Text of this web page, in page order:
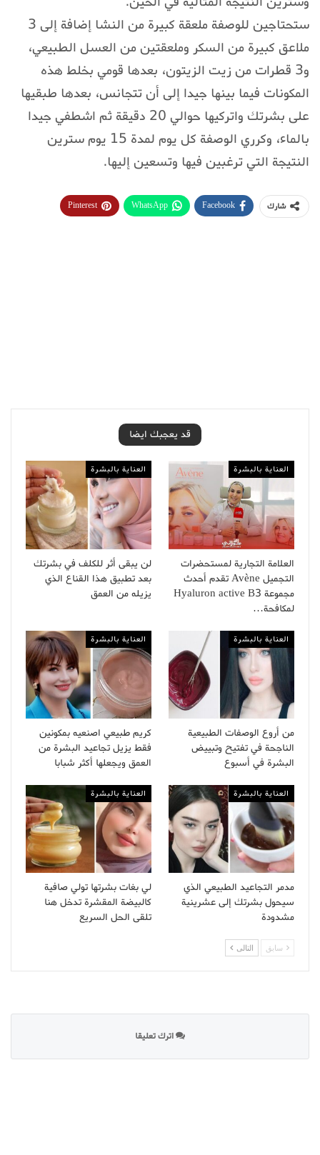
ستحتاجين للوصفة ملعقة كبيرة من النشا إضافة إلى 3
ملاعق كبيرة من السكر وملعقتين من العسل الطبيعي،
و3 قطرات من زيت الزيتون، بعدها قومي بخلط هذه
المكونات فيما بينها جيدا إلى أن تتجانس، بعدها طبقيها
على بشرتك واتركيها حوالي 20 دقيقة ثم اشطفي جيدا
بالماء، وكرري الوصفة كل يوم لمدة 15 يوم سترين
النتيجة التي ترغبين فيها وتسعين إليها.
شارك Facebook
WhatsApp
Pinterest
قد يعجبك ايضا
العناية بالبشرة
العلامة التجارية لمستحضرات
التجميل Avène تقدم أحدث
مجموعة Hyaluron active B3
لمكافحة…
العناية بالبشرة
لن يبقى أثر للكلف في بشرتك
بعد تطبيق هذا القناع الذي
يزيله من العمق
العناية بالبشرة
من أروع الوصفات الطبيعية
الناجحة في تفتيح وتبييض
البشرة في أسبوع
العناية بالبشرة
كريم طبيعي اصنعيه بمكونين
فقط يزيل تجاعيد البشرة من
العمق ويجعلها أكثر شبابا
العناية بالبشرة
مدمر التجاعيد الطبيعي الذي
سيحول بشرتك إلى عشرينية
مشدودة
العناية بالبشرة
لي بغات بشرتها تولي صافية
كالبيضة المقشرة تدخل هنا
تلقى الحل السريع
سابق التالى
اترك تعليقا